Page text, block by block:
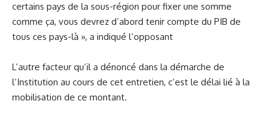
certains pays de la sous-région pour fixer une somme
comme ça, vous devrez d’abord tenir compte du PIB de
tous ces pays-là », a indiqué l’opposant
L’autre facteur qu’il a dénoncé dans la démarche de
l’Institution au cours de cet entretien, c’est le délai lié à la
mobilisation de ce montant.